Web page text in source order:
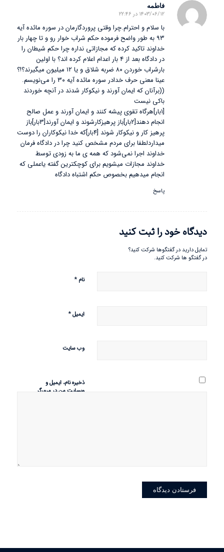
فاطمه
گفته:
۱۴۰۳/۰۶/۱۲ در ۲۲:۴۶
با سلام و احترام.چرا وقتی پروردگارمان در سوره مائده آیه
۹۳ به طور واضح فرموده حکم شراب خوار رو و تا چهار بار
خداوند تاکید کرده که مجازاتی نداره چرا حکم شیطان را
در دادگاه بعد از ۴ بار اعدام اعلام کرده اند؟ با اولین
بارشراب خوردن ۸۰ ضربه شلاق و یا ۱۲ میلیون میگیرند؟!؟
عینا معنی حرف خدادر سوره مائده آیه ۳۰ را می‌نویسم.
((برآنان که ایمان آورند و نیکوکار شدند در آنچه خوردند
باکی نیست
[۱بار]هرگاه تقوی پیشه کنند و ایمان آورند و عمل صالح
انجام دهند[۲بار]باز پرهیزکارشوند و ایمان آورند[۳بار]باز
پرهیز کار و نیکوکار شوند [۴بار]که خدا نیکوکاران را دوست
میداردلطفا برای مردم مشخص کنید چرا در دادگاه فرمان
خداوند اجرا نمی‌شود که همه ی ما به زودی توسط
خداوند مجازات میشویم برای کوچکترین گفته یاعملی که
انجام میدهیم بخصوص حکم اشتباه دادگاه
پاسخ
دیدگاه خود را ثبت کنید
تمایل دارید در گفتگوها شرکت کنید؟
در گفتگو ها شرکت کنید.
نام *
ایمیل*
وب‌ سایت
ذخیره نام، ایمیل و
وبسایت من در مرورگر